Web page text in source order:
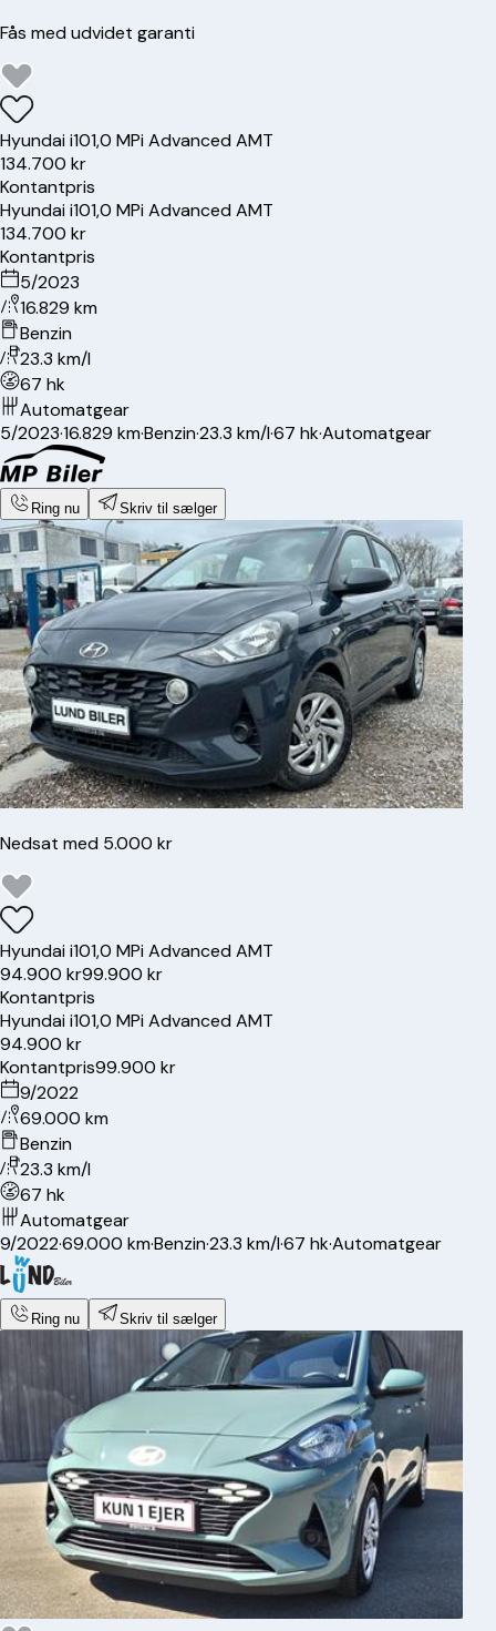
Fås med udvidet garanti
Hyundaii101,0 MPi Advanced AMT
134.700 kr
Kontantpris
Hyundaii101,0 MPi Advanced AMT
134.700 kr
Kontantpris
5/2023
16.829 km
Benzin
23.3 km/l
67 hk
Automatgear
5/2023·16.829 km·Benzin·23.3 km/l·67 hk·Automatgear
Ring nu Skriv til sælger
Nedsat med 5.000 kr
Hyundaii101,0 MPi Advanced AMT
94.900 kr99.900 kr
Kontantpris
Hyundaii101,0 MPi Advanced AMT
94.900 kr
Kontantpris99.900 kr
9/2022
69.000 km
Benzin
23.3 km/l
67 hk
Automatgear
9/2022·69.000 km·Benzin·23.3 km/l·67 hk·Automatgear
Ring nu Skriv til sælger